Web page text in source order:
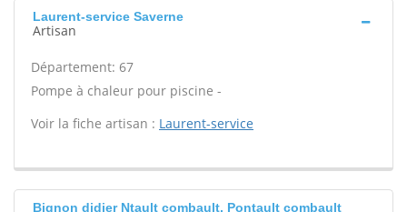
Laurent-service Saverne
Artisan
Département: 67
Pompe à chaleur pour piscine -
Voir la fiche artisan : Laurent-service
Bignon didier Ntault combault, Pontault combault